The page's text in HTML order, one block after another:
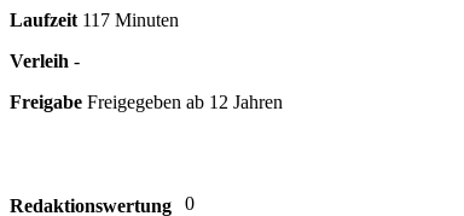
Laufzeit117 Minuten
Verleih -
Freigabe Freigegeben ab 12 Jahren
Redaktionswertung 0